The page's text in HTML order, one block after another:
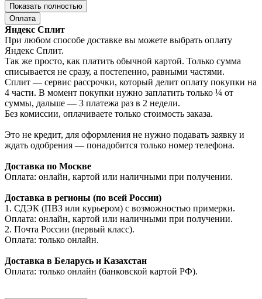
Показать полностью
Оплата
Яндекс Сплит
При любом способе доставке вы можете выбрать оплату
Яндекс Сплит.
Так же просто, как платить обычной картой. Только сумма
списывается не сразу, а постепенно, равными частями.
Сплит — сервис рассрочки, который делит оплату покупки на
4 части. В момент покупки нужно заплатить только ¼ от
суммы, дальше — 3 платежа раз в 2 недели.
Без комиссии, оплачиваете только стоимость заказа.
Это не кредит, для оформления не нужно подавать заявку и
ждать одобрения — понадобится только номер телефона.
Доставка по Москве
Оплата: онлайн, картой или наличными при получении.
Доставка в регионы (по всей России)
1. СДЭК (ПВЗ или курьером) с возможностью примерки.
Оплата: онлайн, картой или наличными при получении.
2. Почта России (первый класс).
Оплата: только онлайн.
Доставка в Беларусь и Казахстан
Оплата: только онлайн (банковской картой РФ).